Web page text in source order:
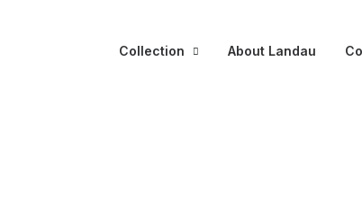
Collection About Landau